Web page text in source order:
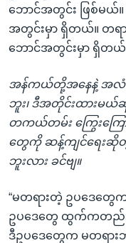
ဘောင်အတွင်း ဖြစ်မယ်
အတွင်းမှာ ရှိတယ်။ တရာ
ဘောင်အတွင်းမှာ ရှိတ
အန်ကယ်တို့အနေနဲ့ အလံ
ဘူး၊ ဒီအတိုင်းထားမ
တကယ်တမ်း ကြွေးကြေ
တွေကို ဆန့်ကျင်ရေးဆိုတဲ့
ဘူးလား ခင်ဗျ။
“မတရားတဲ့ ဥပဒေတွေက
ဥပဒေတွေ ထွက်ကတည်းက
ဒီဥပဒေတွေက မတရား